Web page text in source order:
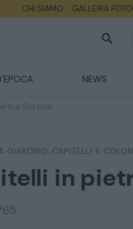
CHI SIAMO GALLERIA
NEWS
Serena
GIARDINO , CAPITELLI E
in